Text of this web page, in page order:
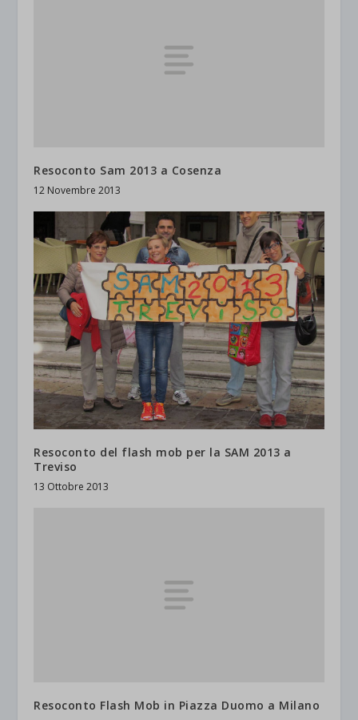
Resoconto Sam 2013 a Cosenza
12 Novembre 2013
Resoconto del flash mob per la SAM 2013 a
Treviso
13 Ottobre 2013
Resoconto Flash Mob in Piazza Duomo a Milano